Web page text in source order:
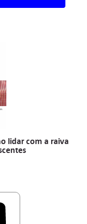
lidar com a raiva